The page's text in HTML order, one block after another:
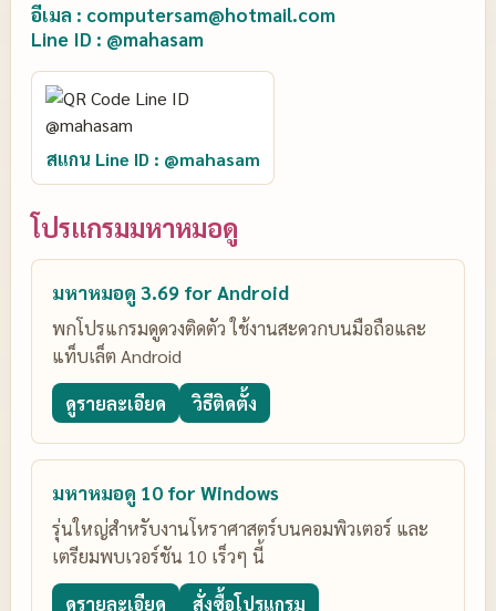
อีเมล : computersam@hotmail.com
Line ID : @mahasam
สแกน Line ID : @mahasam
โปรแกรมมหาหมอดู
มหาหมอดู 3.69 for Android
พกโปรแกรมดูดวงติดตัว ใช้งานสะดวกบนมือถือและ
แท็บเล็ต Android
ดูรายละเอียด วิธีติดตั้ง
มหาหมอดู 10 for Windows
รุ่นใหญ่สำหรับงานโหราศาสตร์บนคอมพิวเตอร์ และ
เตรียมพบเวอร์ชัน 10 เร็วๆ นี้
ดูรายละเอียด สั่งซื้อโปรแกรม